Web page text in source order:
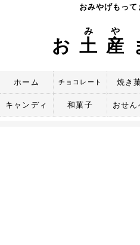
おみやげもって
お 土
み
産
や
ホーム チョコレート 焼き
キャンディ 和菓子 おせん